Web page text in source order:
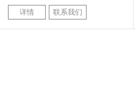
详情 联系我们